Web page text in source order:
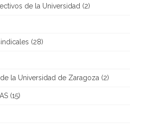
de la Universidad (2)
(28)
la Universidad de Zaragoza (2)
(15)